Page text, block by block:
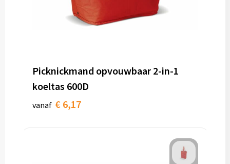
Picknickmand opvouwbaar 2-in-1
koeltas 600D
vanaf € 6,17